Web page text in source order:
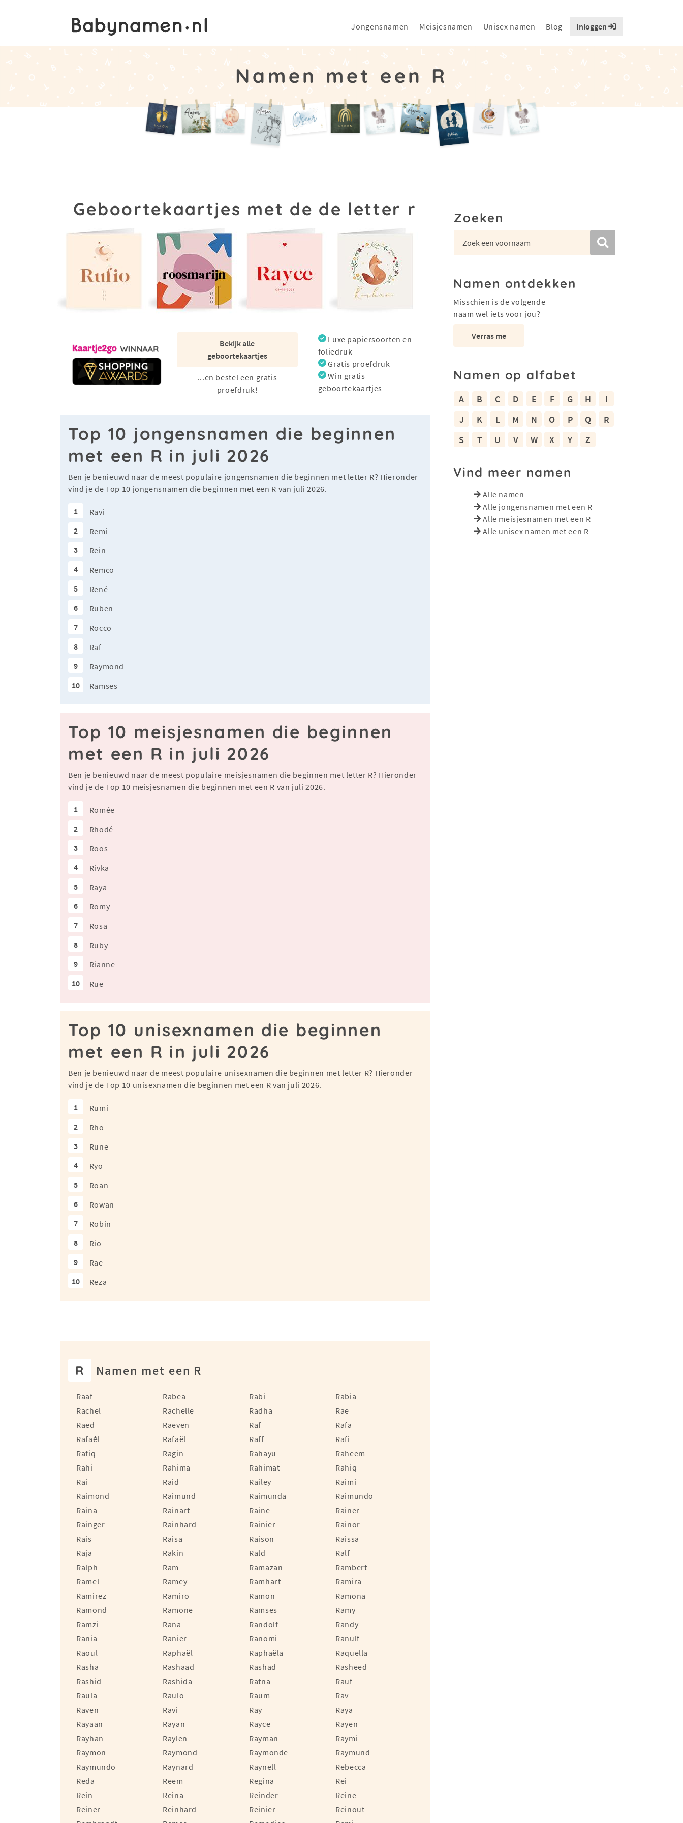
Jongensnamen Meisjesnamen Unisex namen Blog Inloggen
Namen met een R
Geboortekaartjes met de de letter r
Bekijk alle
geboortekaartjes
...en bestel een gratis
proefdruk!
Luxe papiersoorten en
foliedruk
Gratis proefdruk
Win gratis
geboortekaartjes
Top 10 jongensnamen die beginnen
met een R in juli 2026
Ben je benieuwd naar de meest populaire jongensnamen die beginnen met letter R? Hieronder
vind je de Top 10 jongensnamen die beginnen met een R van juli 2026.
1
Ravi
2
Remi
3
Rein
4
Remco
5
René
6
Ruben
7
Rocco
8
Raf
9
Raymond
10
Ramses
Top 10 meisjesnamen die beginnen
met een R in juli 2026
Ben je benieuwd naar de meest populaire meisjesnamen die beginnen met letter R? Hieronder
vind je de Top 10 meisjesnamen die beginnen met een R van juli 2026.
1
Romée
2
Rhodé
3
Roos
4
Rivka
5
Raya
6
Romy
7
Rosa
8
Ruby
9
Rianne
10
Rue
Top 10 unisexnamen die beginnen
met een R in juli 2026
Ben je benieuwd naar de meest populaire unisexnamen die beginnen met letter R? Hieronder
vind je de Top 10 unisexnamen die beginnen met een R van juli 2026.
1
Rumi
2
Rho
3
Rune
4
Ryo
5
Roan
6
Rowan
7
Robin
8
Rio
9
Rae
10
Reza
R Namen met een R
Raaf Rabea Rabi
Rabia
Rachel
Rachelle Radha
Rae
Raed
Raeven Raf
Rafa
Rafaėl
Rafaël Raff
Rafi
Rafiq
Ragin Rahayu
Raheem
Rahi
Rahima Rahimat
Rahiq
Rai
Raid Railey
Raimi
Raimond
Raimund Raimunda
Raimundo
Raina
Rainart Raine
Rainer
Rainger
Rainhard Rainier
Rainor
Rais
Raisa Raison
Raissa
Raja
Rakin Rald
Ralf
Ralph
Ram Ramazan
Rambert
Ramel
Ramey Ramhart
Ramira
Ramirez
Ramiro Ramon
Ramona
Ramond
Ramone Ramses
Ramy
Ramzi
Rana Randolf
Randy
Rania
Ranier Ranomi
Ranulf
Raoul
Raphaël Raphaëla
Raquella
Rasha
Rashaad Rashad
Rasheed
Rashid
Rashida Ratna
Rauf
Raula
Raulo Raum
Rav
Raven
Ravi Ray
Raya
Rayaan
Rayan Rayce
Rayen
Rayhan
Raylen Rayman
Raymi
Raymon
Raymond Raymonde
Raymund
Raymundo
Raynard Raynell
Rebecca
Reda
Reem Regina
Rei
Rein
Reina Reinder
Reine
Reiner
Reinhard Reinier
Reinout
Zoeken
Namen ontdekken
Misschien is de volgende
naam wel iets voor jou?
Verras me
Namen op alfabet
A B C D E F G H
I
J
K L M N O P Q
R
S
T U V W X Y Z
Vind meer namen
Alle namen
Alle jongensnamen met een R
Alle meisjesnamen met een R
Alle unisex namen met een R